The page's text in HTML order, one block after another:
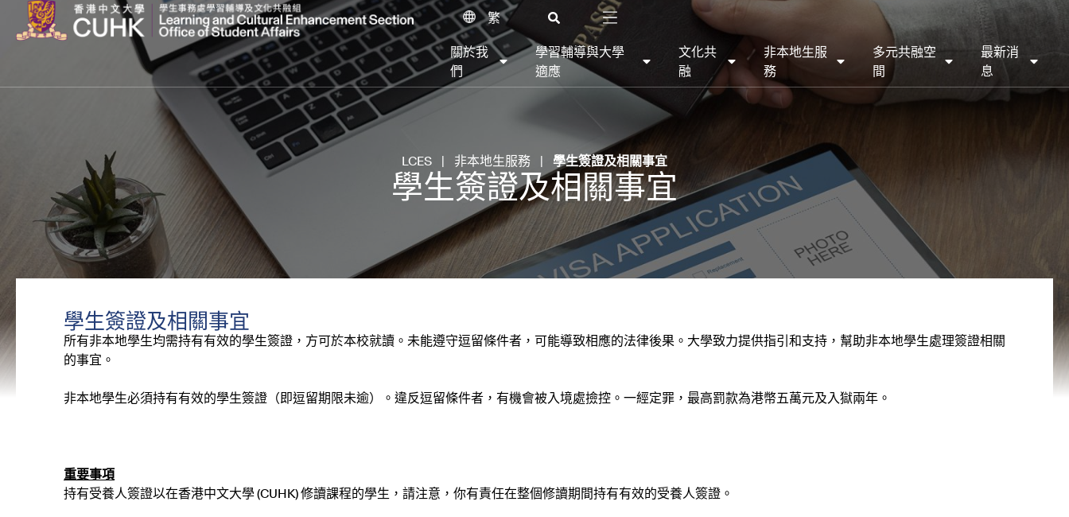
繁
關於我
們
學習輔導與大學
適應
文化共
融
非本地生服
務
多元共融空
間
最新消
息
LCES | 非本地生服務 | 學生簽證及相關事宜
學生簽證及相關事宜
學生簽證及相關事宜
所有非本地學生均需持有有效的學生簽證，方可於本校就讀。未能遵守逗留條件者，可能導致相應的法律後果。大學致力提供指引和支持，幫助非本地學生處理簽證相關
的事宜。
非本地學生必須持有有效的學生簽證（即逗留期限未逾）。違反逗留條件者，有機會被入境處撿控。一經定罪，最高罰款為港幣五萬元及入獄兩年。
重要事項
持有受養人簽證以在香港中文大學 (CUHK) 修讀課程的學生，請注意，你有責任在整個修讀期間持有有效的受養人簽證。